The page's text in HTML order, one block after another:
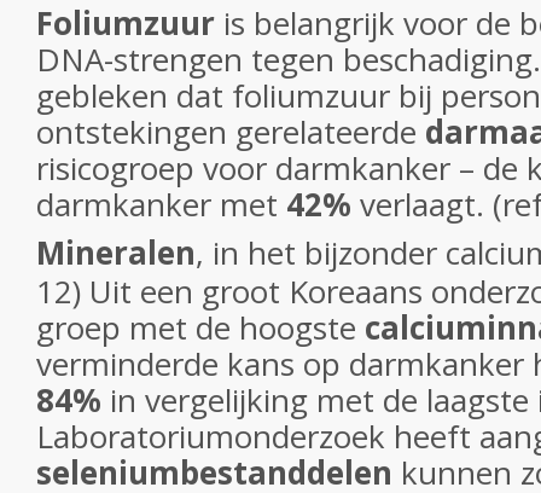
Foliumzuur is belangrijk voor de
DNA-strengen tegen
gebleken dat foliumzuur bij
ontstekingen gerelateerde
risicogroep voor darmkanker – de
darmkanker met 42% verlaagt.
Mineralen, in het bijzonder
12) Uit een groot Koreaans
groep met de hoogste
verminderde kans op darmkanker
84% in vergelijking met de
Laboratoriumonderzoek heeft
seleniumbestanddelen kunnen